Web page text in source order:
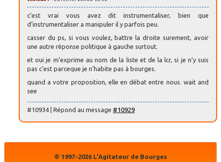
c’est vrai vous avez dit instrumentaliser, bien que
d’instrumentaliser a manipuler il y parfois peu.
casser du ps, si vous voulez, battre la droite surement, avoir
une autre réponse politique à gauche surtout.
et oui je m’exprime au nom de la liste et de la lcr, si je n’y suis
pas c’est parceque je n’habite pas à bourges.
quand a votre proposition, elle en débat entre nous. wait and
see
#10934 | Répond au message #10929
© 1997-2026 L'Agitateur de Bourges